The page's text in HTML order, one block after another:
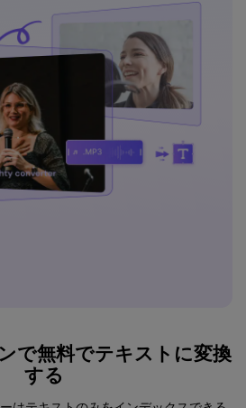
で無料でテキストに変換
する